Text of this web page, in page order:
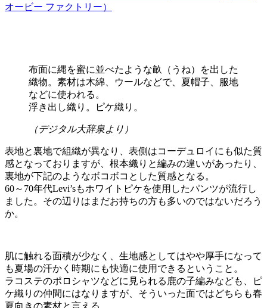
オービー ファクトリー）
布面に縄を蜜に並べたような畝（うね）を出した
織物。素材は木綿、ウールなどで、夏帽子、服地
などに使われる。
浮き出し織り。ピケ織り。
（デジタル大辞泉より）
表地と裏地で組織が異なり、表側はコーデュロイにも似た質
感となっておりますが、根本織りと編みの違いがあったり、
裏地が下記のようなボコボコとした質感となる。
60～70年代Levi’sもホワイトピケを使用したパンツが流行し
ました。その辺りはまだお持ちの方も多いのではないだろう
か。
肌に触れる面積が少なく、生地感としてはやや厚手になって
も夏場の汗かく時期にも快適に使用できるということ。
ラコステのポロシャツなどに見られる鹿の子編みなども、ピ
ケ織りの仲間にはなりますが、そういった面ではどちらも春
夏向きの素材と言える。